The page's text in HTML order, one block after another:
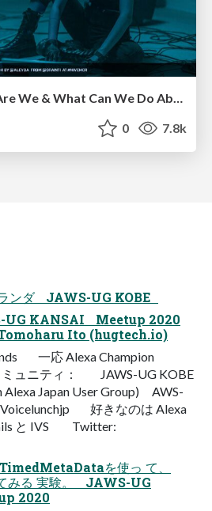
0 7.8k
ンダ JAWS-UG KOBE
UG KANSAI Meetup 2020
Ito (hugtech.io)
一応 Alexa Champion
ュニティ： JAWS-UG KOBE
Alexa Japan User Group) AWS-
好きなのは Alexa
と IVS Twitter:
を使っ て、
みる 実験。 JAWS-UG
2020